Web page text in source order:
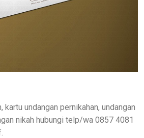
kartu undangan pernikahan, undangan
nikah hubungi telp/wa 0857 4081